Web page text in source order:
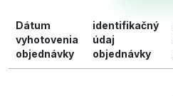
Dátum
vyhotovenia
objednávky
identifikačný
údaj
objednávky